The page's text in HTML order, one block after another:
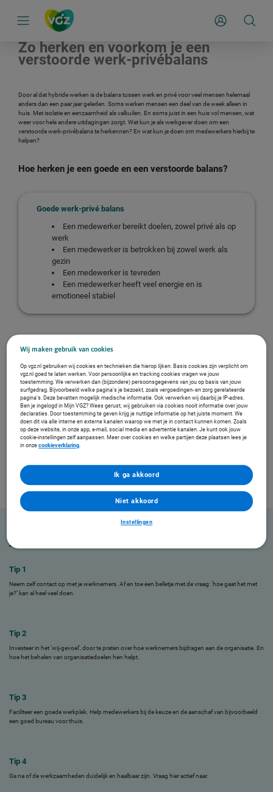
Mijn Zakelijk
Zo herken en voorkom je een
verstoorde werk-privébalans
Door al dat hybride werken is de balans tussen werk en privé voor veel mensen helemaal
anders dan een paar jaar geleden. Soms werken mensen een deel van de week alleen in
huis. Met isolatie en eenzaamheid als valkuilen. En soms juist in een huis vol mensen, wat
weer voor hele andere uitdagingen zorgt. Wat kun je als werkgever doen om een
verstoorde werk-privébalans te herkennen? En wat kun je doen om medewerkers hierbij te
helpen?
Hoe herken je een goede en een verstoorde balans?
Goede werk-privé balans
Een medewerker bereikt doelen, zowel privé als op
werk
Een medewerker is betrokken bij zowel werk als
gezin
Een medewerker is tevreden
Een medewerker heeft veel energie en is
emotioneel stabiel
Verstoorde werk-privé balans
Een medewerker is minder productief en vergeet
afspraken
Een medewerker is sneller geïrriteerd thuis en op
het werk
Een medewerker verliest interesse
Een medewerker ervaart stress en heeft weinig
Zes tips voor leidinggevenden
Tip 1
Neem zelf contact op met je werknemers. Af en toe een belletje met de vraag: ‘hoe gaat het met
je?’ kan al heel veel doen.
Tip 2
Investeer in het ‘wij-gevoel’, door te praten over hoe werknemers bijdragen aan de organisatie. En
hoe het behalen van organisatiedoelen hen helpt.
Tip 3
Faciliteer een goede werkplek. Help medewerkers bij de keuze en de aanschaf van bijvoorbeeld
een goed bureau voor thuis.
Tip 4
Ga na of de werkzaamheden duidelijk en haalbaar zijn. Vraag hier actief naar.
Wij maken gebruik van cookies
Op vgz.nl gebruiken wij cookies en technieken die hierop lijken. Basis cookies zijn verplicht om
vgz.nl goed te laten werken. Voor persoonlijke en tracking cookies vragen we jouw
toestemming. We verwerken dan (bijzondere) persoonsgegevens van jou op basis van jouw
surfgedrag. Bijvoorbeeld welke pagina’s je bezoekt, zoals vergoedingen- en zorg gerelateerde
pagina’s. Deze bevatten mogelijk medische informatie. Ook verwerken wij daarbij je IP-adres.
Ben je ingelogd in Mijn VGZ? Wees gerust, wij gebruiken via cookies nooit informatie over jouw
declaraties. Door toestemming te geven krijg je nuttige informatie op het juiste moment. We
doen dit via alle interne en externe kanalen waarop we met je in contact kunnen komen. Zoals
op deze website, in onze app, e-mail, social media en advertentie kanalen. Je kunt ook jouw
cookie-instellingen zelf aanpassen. Meer over cookies en welke partijen deze plaatsen lees je
in onzecookieverklaring.
Instellingen
Niet akkoord
Ik ga akkoord